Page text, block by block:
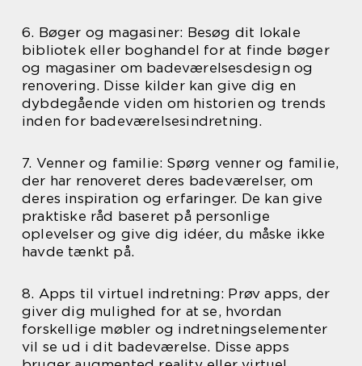
6. Bøger og magasiner: Besøg dit lokale
bibliotek eller boghandel for at finde bøger
og magasiner om badeværelsesdesign og
renovering. Disse kilder kan give dig en
dybdegående viden om historien og trends
inden for badeværelsesindretning.
7. Venner og familie: Spørg venner og familie,
der har renoveret deres badeværelser, om
deres inspiration og erfaringer. De kan give
praktiske råd baseret på personlige
oplevelser og give dig idéer, du måske ikke
havde tænkt på.
8. Apps til virtuel indretning: Prøv apps, der
giver dig mulighed for at se, hvordan
forskellige møbler og indretningselementer
vil se ud i dit badeværelse. Disse apps